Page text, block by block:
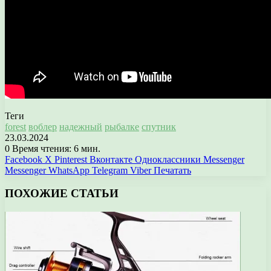
Теги
forest воблер надежный рыбалке спутник
23.03.2024
0 Время чтения: 6 мин.
Facebook X Pinterest Вконтакте Одноклассники Messenger
Messenger WhatsApp Telegram Viber Печатать
ПОХОЖИЕ СТАТЬИ